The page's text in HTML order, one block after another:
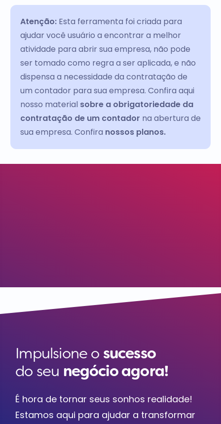
Atenção:Esta ferramenta foi criada para
ajudar você usuário a encontrar a melhor
atividade para abrir sua empresa, não pode
ser tomado como regra a ser aplicada, e não
dispensa a necessidade da contratação de
um contador para sua empresa. Confira aqui
nosso material sobre a obrigatoriedade da
contratação de um contador na abertura de
sua empresa. Confira nossos planos.
Impulsione o sucesso
do seu negócio agora!
É hora de tornar seus sonhos realidade!
Estamos aqui para ajudar a transformar